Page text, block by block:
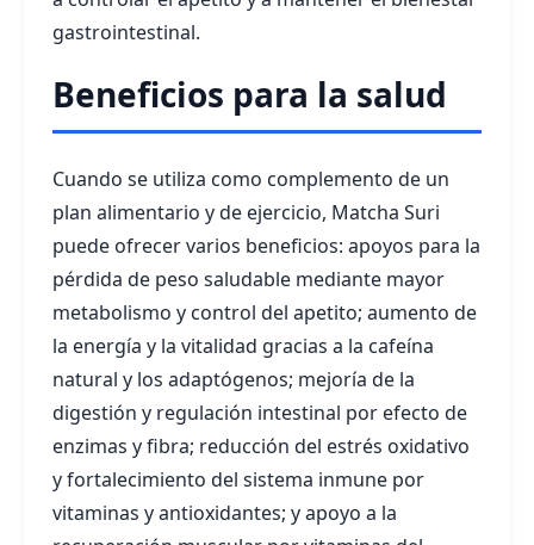
gastrointestinal.
Beneficios para la salud
Cuando se utiliza como complemento de un
plan alimentario y de ejercicio, Matcha Suri
puede ofrecer varios beneficios: apoyos para la
pérdida de peso saludable mediante mayor
metabolismo y control del apetito; aumento de
la energía y la vitalidad gracias a la cafeína
natural y los adaptógenos; mejoría de la
digestión y regulación intestinal por efecto de
enzimas y fibra; reducción del estrés oxidativo
y fortalecimiento del sistema inmune por
vitaminas y antioxidantes; y apoyo a la